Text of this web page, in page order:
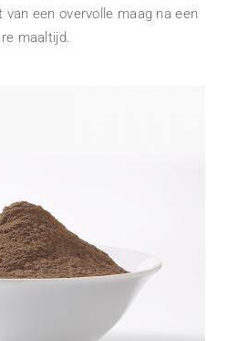
een overvolle maag na een
maaltijd.